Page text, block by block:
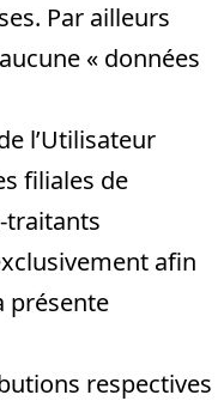
Par ailleurs
« données
l’Utilisateur
filiales de
traitants
afin
présente
respectives